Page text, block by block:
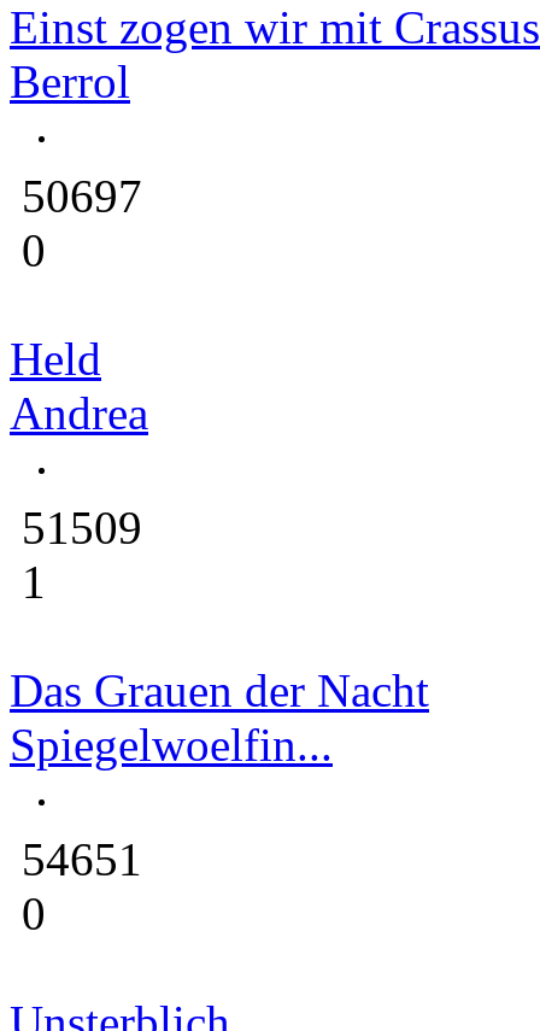
Einst zogen wir mit Crassus
Berrol
50697
0
Held
Andrea
51509
1
Das Grauen der Nacht
Spiegelwoelfin...
54651
0